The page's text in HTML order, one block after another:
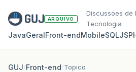
ARQUIVO
Discussoes de
Tecnologia
JavaGeralFront‑endMobileSQLJS
GUJ/Front-end/Topico